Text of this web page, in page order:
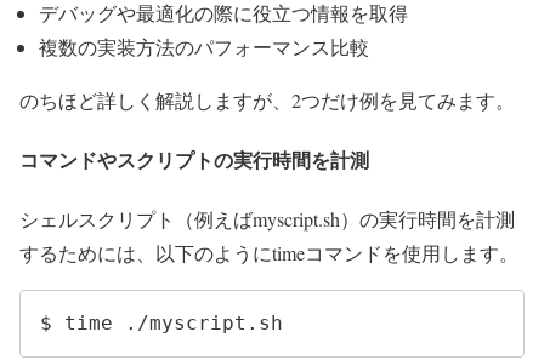
デバッグや最適化の際に役立つ情報を取得
複数の実装方法のパフォーマンス比較
のちほど詳しく解説しますが、2つだけ例を見てみます。
コマンドやスクリプトの実行時間を計測
シェルスクリプト（例えばmyscript.sh）の実行時間を計測
するためには、以下のようにtimeコマンドを使用します。
$ time ./myscript.sh